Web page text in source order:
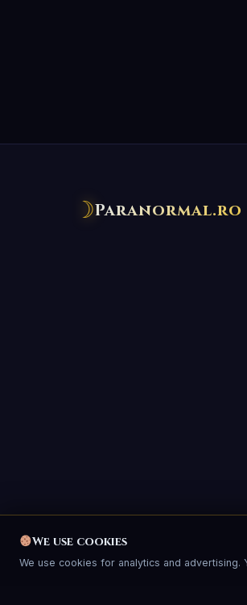
☽Paranormal.ro
We use cookies
We use cookies for analytics and advertising.